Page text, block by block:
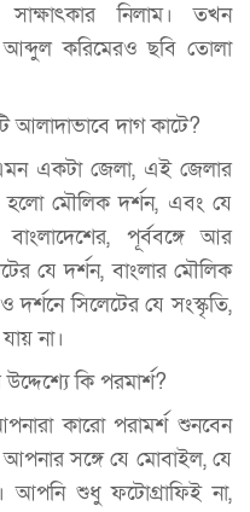
নিলাম। তখন
আব্দুল করিমেরও ছবি তোলা
আলাদাভাবে দাগ কাটে?
একটা জেলা, এই জেলার
হলো মৌলিক দর্শন, এবং যে
পূর্ববঙ্গে আর
যে দর্শন, বাংলার মৌলিক
দর্শনে সিলেটের যে সংস্কৃতি,
না।
কি পরমার্শ?
কারো পরামর্শ শুনবেন
সঙ্গে যে মোবাইল, যে
আপনি শুধু ফটোগ্রাফিই না,